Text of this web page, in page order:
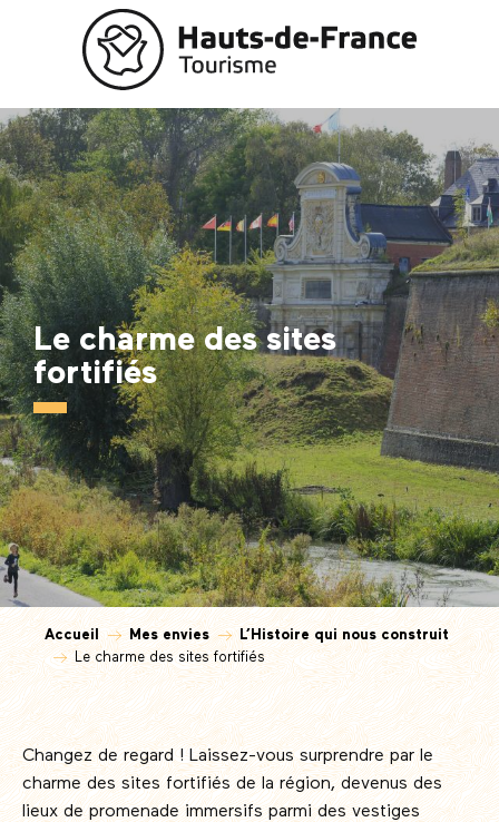
Le charme des sites
fortifiés
Accueil Mes envies
L’Histoire qui nous construit
Le charme des sites fortifiés
Changez de regard ! Laissez-vous surprendre par le
charme des sites fortifiés de la région, devenus des
lieux de promenade immersifs parmi des vestiges